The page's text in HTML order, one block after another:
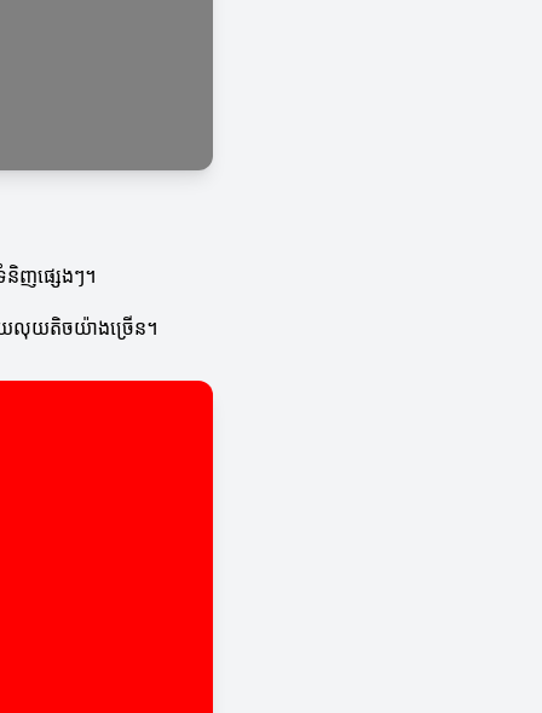
និញផ្សេងៗ។
យលុយតិចយ៉ាងច្រើន។